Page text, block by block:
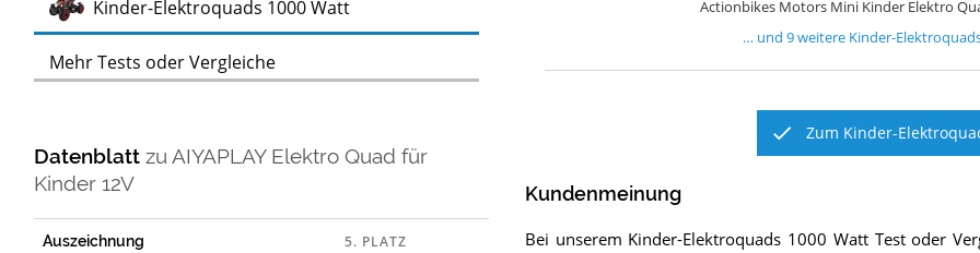
Kinder-Elektroquads 1000 WattTest
Mehr Tests oder Vergleiche
Datenblattzu AIYAPLAY Elektro Quad für
Kinder 12V
Auszeichnung
Actionbikes Motors Mini Kinder Elektro
… und 9weitere Kinder-
Zum Kinder-
Kundenmeinung
Bei unserem Kinder-Elektroquads 1000 WattTest oder